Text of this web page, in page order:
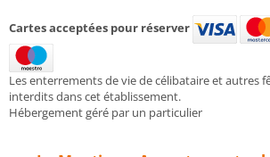
Cartes acceptées pour réserver
Les enterrements de vie de célibataire et autres
interdits dans cet établissement.
Hébergement géré par un particulier